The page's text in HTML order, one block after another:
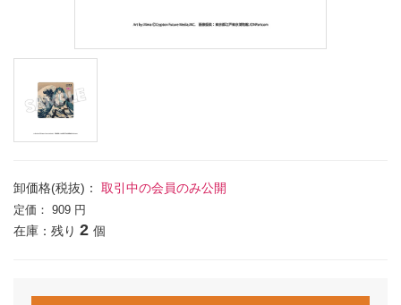
卸価格(税抜)： 取引中の会員のみ公開
定価： 909 円
在庫：残り 2 個